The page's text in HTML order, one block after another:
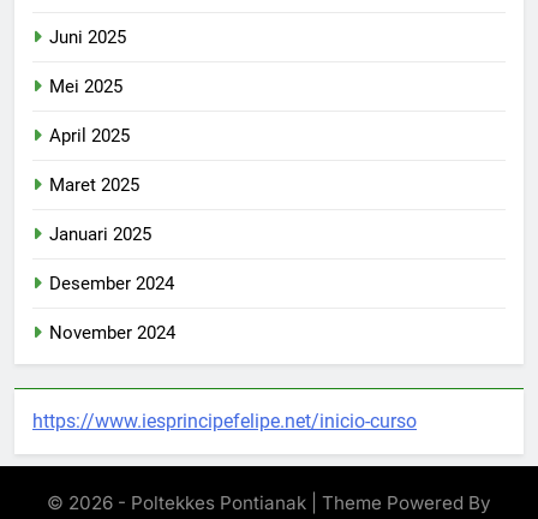
Juni 2025
Mei 2025
April 2025
Maret 2025
Januari 2025
Desember 2024
November 2024
https://www.iesprincipefelipe.net/inicio-curso
© 2026 - Poltekkes Pontianak | Theme Powered By